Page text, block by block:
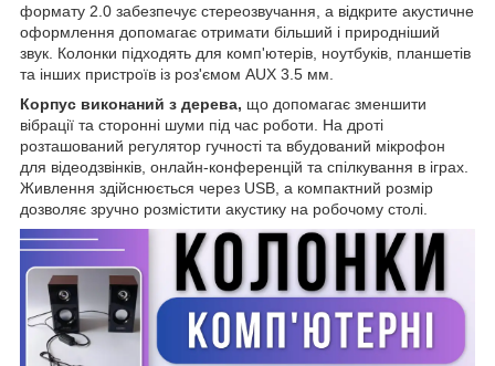
формату 2.0 забезпечує стереозвучання, а відкрите акустичне
оформлення допомагає отримати більший і природніший
звук. Колонки підходять для комп'ютерів, ноутбуків, планшетів
та інших пристроїв із роз'ємом AUX 3.5 мм.
Корпус виконаний з дерева, що допомагає зменшити
вібрації та сторонні шуми під час роботи. На дроті
розташований регулятор гучності та вбудований мікрофон
для відеодзвінків, онлайн-конференцій та спілкування в іграх.
Живлення здійснюється через USB, а компактний розмір
дозволяє зручно розмістити акустику на робочому столі.